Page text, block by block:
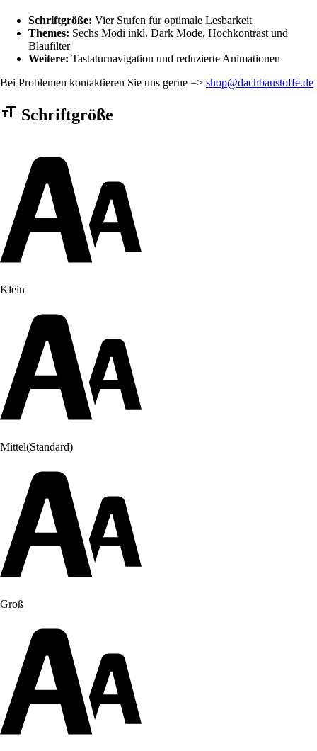
Schriftgröße: Vier Stufen für optimale Lesbarkeit
Themes: Sechs Modi inkl. Dark Mode, Hochkontrast und
Blaufilter
Weitere: Tastaturnavigation und reduzierte Animationen
Bei Problemen kontaktieren Sie uns gerne => shop@dachbaustoffe.de
Barrierefreiheit Einstellungen Formular
Schriftgröße
Klein
Mittel(Standard)
Groß